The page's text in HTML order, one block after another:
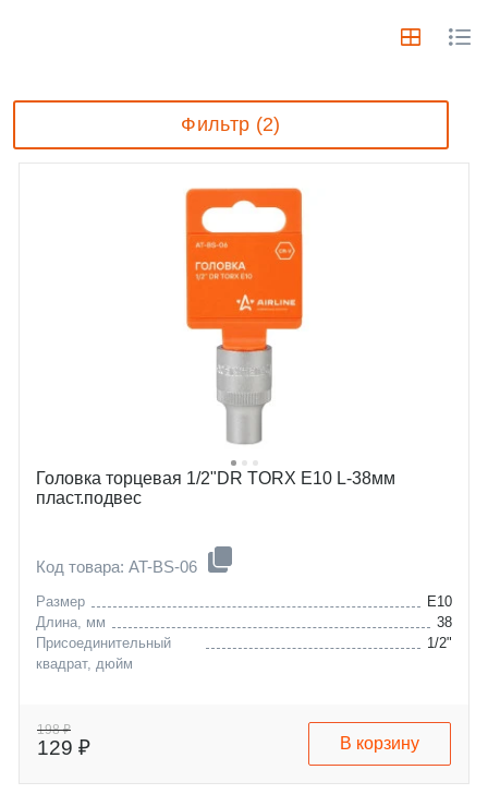
Фильтр (2)
Головка торцевая 1/2"DR TORX E10 L-38мм
пласт.подвес
Код товара: AT-BS-06
Размер
E10
Длина, мм
38
Присоединительный
квадрат, дюйм
1/2"
198 ₽
129 ₽ В корзину